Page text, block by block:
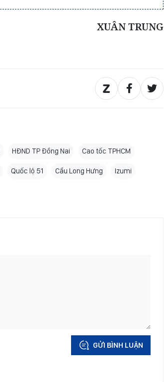
XUÂN TRUNG
HĐND TP Đồng Nai Cao tốc TPHCM
Quốc lộ 51 Cầu Long Hưng Izumi
GỬI BÌNH LUẬN